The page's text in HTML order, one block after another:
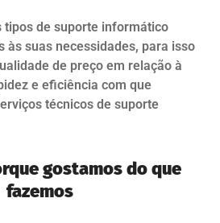
de suporte informático
às suas necessidades, para isso
de preço em relação à
e eficiência com que
técnicos de suporte
gostamos do que
fazemos